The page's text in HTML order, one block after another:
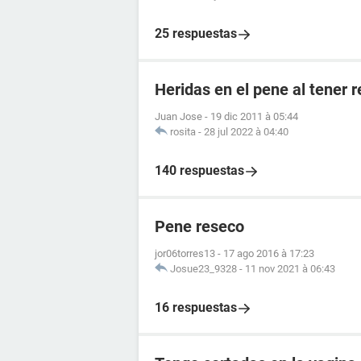
25 respuestas
Heridas en el pene al tener
Juan Jose - 19 dic 2011 à 05:44
rosita - 28 jul 2022 à 04:40
140 respuestas
Pene reseco
jor06torres13 - 17 ago 2016 à 17:23
Josue23_9328 - 11 nov 2021 à 06:43
16 respuestas